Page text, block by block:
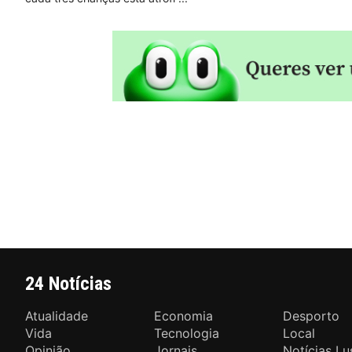
24 Notícias
Atualidade Economia
Desporto
Vida
Tecnologia
Local